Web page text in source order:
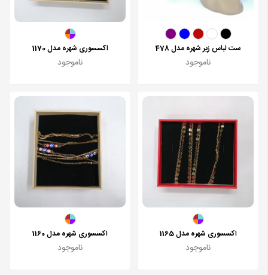
ست لباس زیر شهره مدل 478
ناموجود
اکسسوری شهره مدل 1170
ناموجود
اکسسوری شهره مدل 1165
ناموجود
اکسسوری شهره مدل 1160
ناموجود